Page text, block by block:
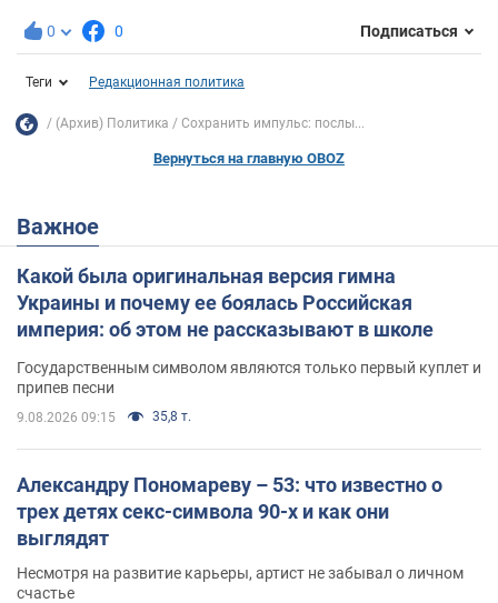
0 0 Подписаться
Теги Редакционная политика
(Архив) Политика Сохранить импульс: послы...
Вернуться на главную OBOZ
Важное
Какой была оригинальная версия гимна
Украины и почему ее боялась Российская
империя: об этом не рассказывают в школе
Государственным символом являются только первый куплет и
припев песни
9.08.2026 09:15 35,8 т.
Александру Пономареву – 53: что известно о
трех детях секс-символа 90-х и как они
выглядят
Несмотря на развитие карьеры, артист не забывал о личном
счастье